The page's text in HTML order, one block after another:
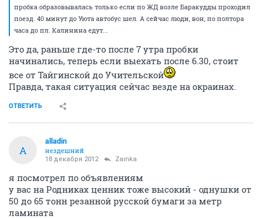
пробка образовывалась только если по ЖД возле Баракудды проходил
поезд. 40 минут до Уюта автобус шел. А сейчас люди, вон, по полтора
часа до пл. Калинина едут...
Это да, раньше где-то после 7 утра пробки
начинались, теперь если выехать после 6.30, стоит
все от Тайгинской до Учительской
Правда, такая ситуация сейчас везде на окраинах.
ОТВЕТИТЬ
A
alladin
нездешний
18 декабря 2012 Zainka
я посмотрел по объявлениям
у вас на Родниках ценник тоже высокий - однушки от
50 до 65 тонн резанной русской бумаги за метр
ламината